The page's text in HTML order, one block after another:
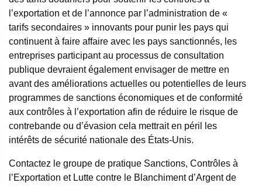
l’exportation et de l’annonce par l’administration de «
tarifs secondaires » innovants pour punir les pays qui
continuent à faire affaire avec les pays sanctionnés, les
entreprises participant au processus de consultation
publique devraient également envisager de mettre en
avant des améliorations actuelles ou potentielles de leurs
programmes de sanctions économiques et de conformité
aux contrôles à l’exportation afin de réduire le risque de
contrebande ou d’évasion cela mettrait en péril les
intérêts de sécurité nationale des États-Unis.
Contactez le groupe de pratique Sanctions, Contrôles à
l’Exportation et Lutte contre le Blanchiment d’Argent de